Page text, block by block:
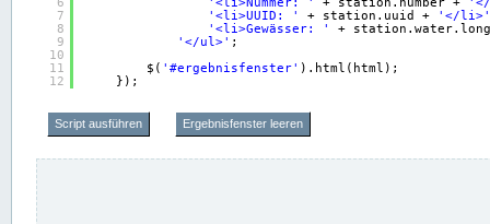
7
8
9
10
11
12
'<li>UUID: '
+ station.uuid +
'</li>'
'<li>Gewässer: '
+
'</ul>' ;
$( '#ergebnisfenster' ).html(html);
});
Script ausführen Ergebnisfenster leeren